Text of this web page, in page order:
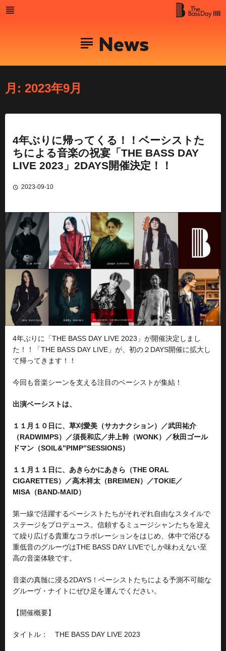
Skip
News
月: 2023年9月
4年ぶりに帰ってくる！！ベーシストた
ちによる音楽の祝宴「THE BASS DAY
LIVE 2023」2DAYS開催決定！！
2023-09-10
4年ぶりに「THE BASS DAY LIVE 2023」が開催決定しまし
た！！「THE BASS DAY LIVE」が、初の２DAYS開催に拡大し
て帰ってきます！！
今回も音楽シーンを支える注目のベーシストが集結！
出演ベーシストは、
１１月１０日に、草刈愛美（サカナクション）／武田祐介
（RADWIMPS）／須長和広／井上幹（WONK）／秋田ゴール
ドマン（SOIL&”PIMP”SESSIONS）
１１月１１日に、あきらかにあきら（THE ORAL
CIGARETTES）／高木祥太（BREIMEN）／TOKIE／
MISA（BAND-MAID）
第一線で活躍するベーシストたちがそれぞれ自由なスタイルで
ステージをプロデュース。信頼するミュージシャンたちを迎え
て繰り広げる貴重なコラボレーションをはじめ、体中で浴びる
重低音のグルーヴはTHE BASS DAY LIVEでしか味わえない至
高の音楽体験です。
音楽の真髄に浸る2DAYS！ベーシストたちによる予測不可能な
グルーヴ・ナイトにぜひ足を運んでください。
【開催概要】
タイトル： THE BASS DAY LIVE 2023